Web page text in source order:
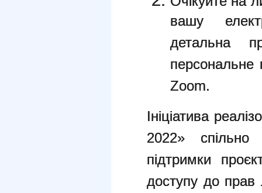
вашу
детальна
персональне
Zoom.
Ініціатива
2022»
підтримки
доступу до